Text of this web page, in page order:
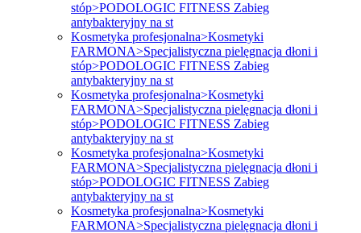
stóp>PODOLOGIC FITNESS Zabieg
antybakteryjny na st
Kosmetyka profesjonalna>Kosmetyki
FARMONA>Specjalistyczna pielęgnacja dłoni i
stóp>PODOLOGIC FITNESS Zabieg
antybakteryjny na st
Kosmetyka profesjonalna>Kosmetyki
FARMONA>Specjalistyczna pielęgnacja dłoni i
stóp>PODOLOGIC FITNESS Zabieg
antybakteryjny na st
Kosmetyka profesjonalna>Kosmetyki
FARMONA>Specjalistyczna pielęgnacja dłoni i
stóp>PODOLOGIC FITNESS Zabieg
antybakteryjny na st
Kosmetyka profesjonalna>Kosmetyki
FARMONA>Specjalistyczna pielęgnacja dłoni i